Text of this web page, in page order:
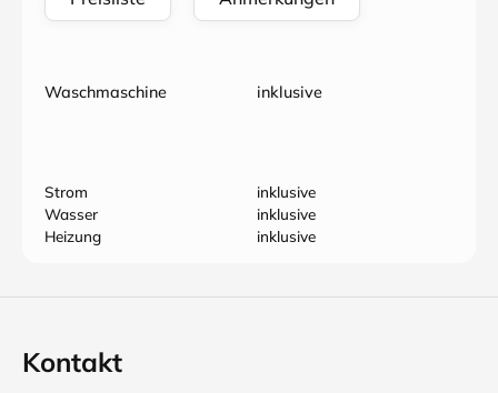
Waschmaschine inklusive
Strom
inklusive
Wasser
inklusive
Heizung
inklusive
Kontakt